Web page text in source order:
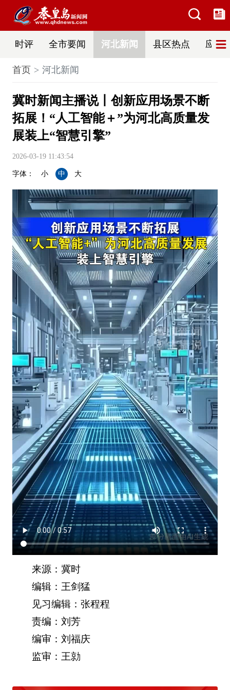
时评 全市要闻 河北新闻 县区热点 应急
首页 河北新闻
冀时新闻主播说丨创新应用场景不断
拓展！“人工智能＋”为河北高质量发
展装上“智慧引擎”
2026-03-19 11:43:54
字体： 小 中 大
来源：冀时
编辑：王剑猛
见习编辑：张程程
责编：刘芳
编审：刘福庆
监审：王勍